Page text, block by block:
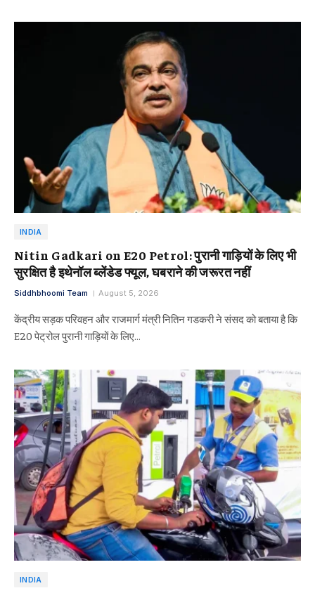
INDIA
Nitin Gadkari on E20 Petrol: पुरानी गाड़ियों के लिए भी
सुरक्षित है इथेनॉल ब्लेंडेड फ्यूल, घबराने की जरूरत नहीं
Siddhbhoomi Team August 5, 2026
केंद्रीय सड़क परिवहन और राजमार्ग मंत्री नितिन गडकरी ने संसद को बताया है कि
E20 पेट्रोल पुरानी गाड़ियों के लिए…
INDIA